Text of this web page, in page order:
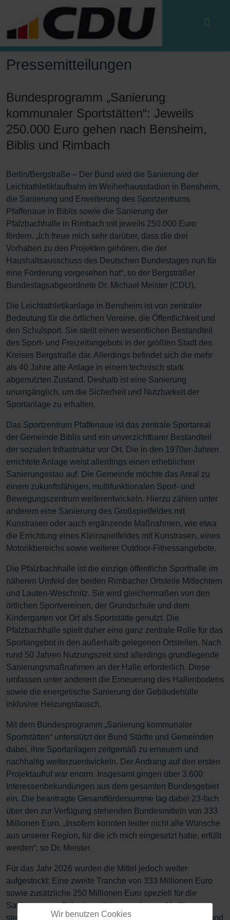
Pressemitteilungen
Bundesprogramm „Sanierung
kommunaler Sportstätten“: Jeweils
250.000 Euro gehen nach Bensheim,
Biblis und Rimbach
Berlin/Bergstraße – Der Bund wird die Sanierung der
Leichtathletiklaufbahn im Weiherhausstadion in Bensheim,
die Sanierung und Erweiterung des Sportzentrums
Pfaffenaue in Biblis sowie die Sanierung der
Pfalzbachhalle in Rimbach mit jeweils 250.000 Euro
fördern. „Ich freue mich sehr darüber, dass die drei
Vorhaben zu den Projekten gehören, die der
Haushaltsausschuss des Deutschen Bundestages nun für
eine Förderung vorgesehen hat“, so der Bergsträßer
Bundestagsabgeordnete Dr. Michael Meister (CDU).
Die Leichtathletikanlage in Bensheim ist von zentraler
Bedeutung für die örtlichen Vereine, die Öffentlichkeit und
den Schulsport. Sie stellt einen wesentlichen Bestandteil
des Sport- und Freizeitangebots in der größten Stadt des
Kreises Bergstraße dar. Allerdings befindet sich die mehr
als 40 Jahre alte Anlage in einem technisch stark
abgenutzten Zustand. Deshalb ist eine Sanierung
unumgänglich, um die Sicherheit und Nutzbarkeit der
Sportanlage zu erhalten.
Das Sportzentrum Pfaffenaue ist das zentrale Sportareal
der Gemeinde Biblis und ein unverzichtbarer Bestandteil
der sozialen Infrastruktur vor Ort. Die in den 1970er-Jahren
errichtete Anlage weist allerdings einen erheblichen
Sanierungsstau auf. Die Gemeinde möchte das Areal zu
einem zukunftsfähigen, multifunktionalen Sport- und
Bewegungszentrum weiterentwickeln. Hierzu zählen unter
anderem eine Sanierung des Großspielfeldes mit
Kunstrasen oder auch ergänzende Maßnahmen, wie etwa
die Errichtung eines Kleinspielfeldes mit Kunstrasen, eines
Motorikbereichs sowie weiterer Outdoor-Fitnessangebote.
Die Pfalzbachhalle ist die einzige öffentliche Sporthalle im
näheren Umfeld der beiden Rimbacher Ortsteile Mitlechtern
und Lauten-Weschnitz. Sie wird gleichermaßen von den
örtlichen Sportvereinen, der Grundschule und dem
Kindergarten vor Ort als Sportstätte genutzt. Die
Pfalzbachhalle spielt daher eine ganz zentrale Rolle für das
Sportangebot in den außerhalb gelegenen Ortsteilen. Nach
rund 50 Jahren Nutzungszeit sind allerdings grundlegende
Sanierungsmaßnahmen an der Halle erforderlich. Diese
umfassen unter anderem die Erneuerung des Hallenbodens
sowie die energetische Sanierung der Gebäudehülle
inklusive Heizungstausch.
Mit dem Bundesprogramm „Sanierung kommunaler
Sportstätten“ unterstützt der Bund Städte und Gemeinden
dabei, ihre Sportanlagen zeitgemäß zu erneuern und
nachhaltig weiterzuentwickeln. Der Andrang auf den ersten
Projektaufruf war enorm. Insgesamt gingen über 3.600
Interessenbekundungen aus dem gesamten Bundesgebiet
ein. Die beantragte Gesamtfördersumme lag dabei 23-fach
über den zur Verfügung stehenden Bundesmitteln von 333
Millionen Euro. „Insofern konnten leider nicht alle Wünsche
aus unserer Region, für die ich mich eingesetzt habe, erfüllt
werden“, so Dr. Meister.
Für das Jahr 2026 wurden die Mittel jedoch weiter
aufgestockt: Eine zweite Tranche von 333 Millionen Euro
sowie zusätzliche 250 Millionen Euro speziell für die
Sanierung von Schwimmstätten werden zur Verfügung
stehen. Die Mittel sind im Sondervermögen Infrastruktur und
Wir benutzen Cookies